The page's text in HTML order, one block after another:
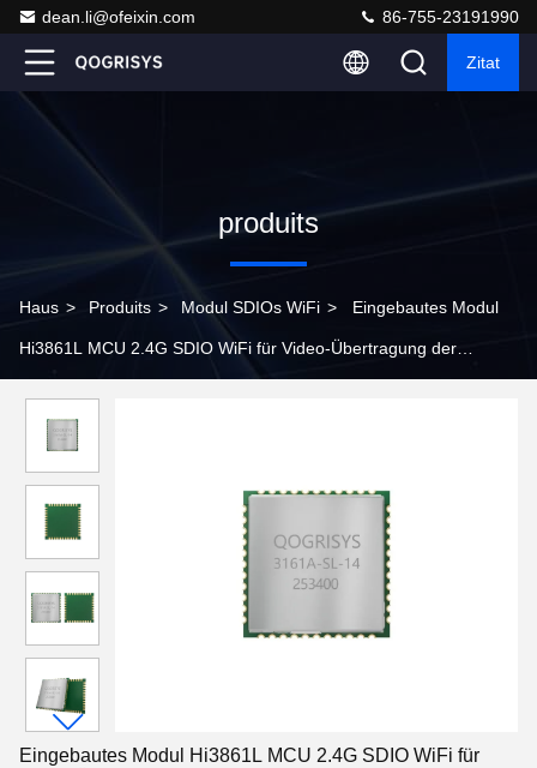
dean.li@ofeixin.com 86-755-23191990
Zitat
produits
Haus > Produits > Modul SDIOs WiFi > Eingebautes Modul
Hi3861L MCU 2.4G SDIO WiFi für Video-Übertragung der
Eingebautes Modul Hi3861L MCU 2.4G SDIO WiFi für